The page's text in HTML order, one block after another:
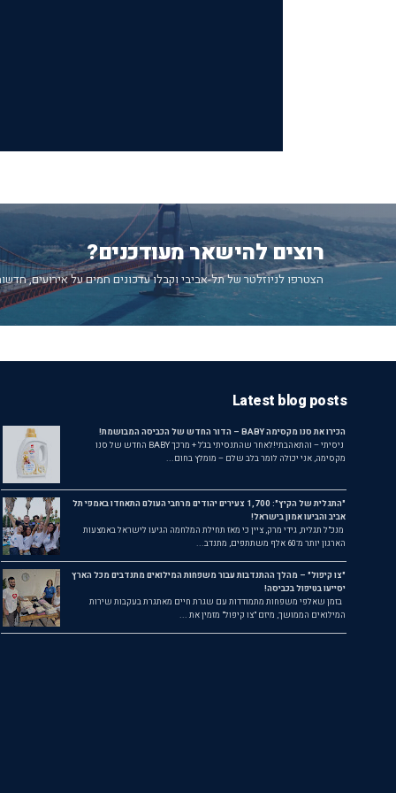
רוצים להישאר מעודכנים?
הצטרפו לניוזלטר של תל-אביבי וקבלו עדכונים חמים על אירועים,
Latest blog posts
הכירו את סנו מקסימה BABY – הדור החדש של הכביסה המבושמת!
ניסיתי – והתאהבתי!לאחר שהתנסיתי בג'ל + מרכך BABY החדש של סנו
מקסימה, אני יכולה לומר בלב שלם – מומלץ בחום...
"התגלית של הקיץ": 1,700 צעירים יהודים מרחבי העולם התאחדו באמפי תל
אביב והביעו אמון בישראל!
מנכ"ל תגלית, גידי מרק, ציין כי מאז תחילת המלחמה הגיעו לישראל באמצעות
הארגון יותר מ־60 אלף משתתפים, מתנדב...
"צו קיפול" – מהלך ההתנדבות עבור משפחות המילואים מתנדבים מכל הארץ
יסייעו בטיפול בכביסה!
בזמן שאלפי משפחות מתמודדות עם שגרת חיים מאתגרת בעקבות שירות
המילואים הממושך, מיזם "צו קיפול" מזמין את ...